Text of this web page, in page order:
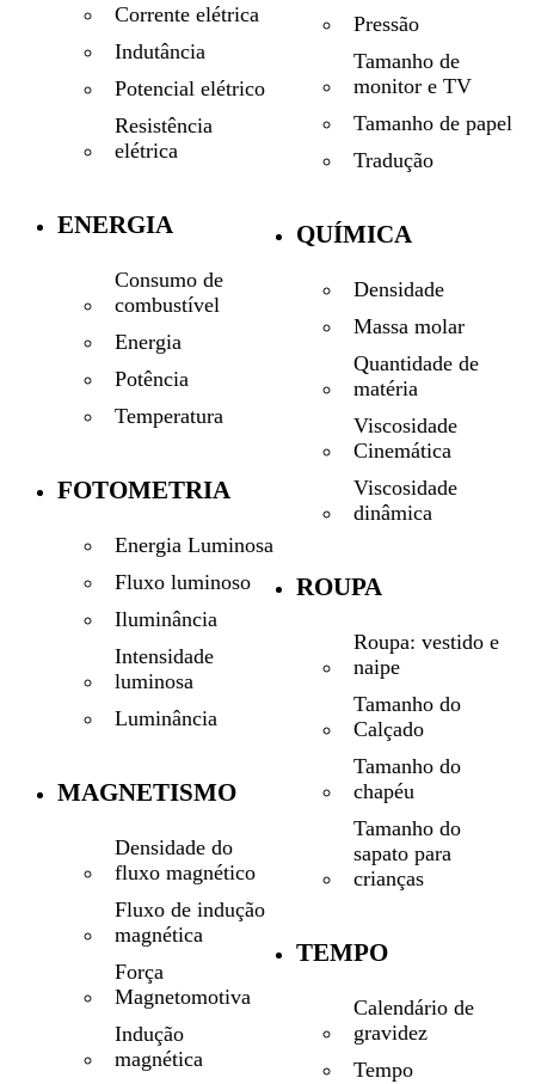
Corrente elétrica
Indutância
Potencial elétrico
Resistência
elétrica
ENERGIA
Consumo de
combustível
Energia
Potência
Temperatura
FOTOMETRIA
Energia Luminosa
Fluxo luminoso
Iluminância
Intensidade
luminosa
Luminância
MAGNETISMO
Densidade do
fluxo magnético
Fluxo de indução
magnética
Força
Magnetomotiva
Indução
magnética
Pressão
Tamanho de
monitor e TV
Tamanho de papel
Tradução
QUÍMICA
Densidade
Massa molar
Quantidade de
matéria
Viscosidade
Cinemática
Viscosidade
dinâmica
ROUPA
Roupa: vestido e
naipe
Tamanho do
Calçado
Tamanho do
chapéu
Tamanho do
sapato para
crianças
TEMPO
Calendário de
gravidez
Tempo